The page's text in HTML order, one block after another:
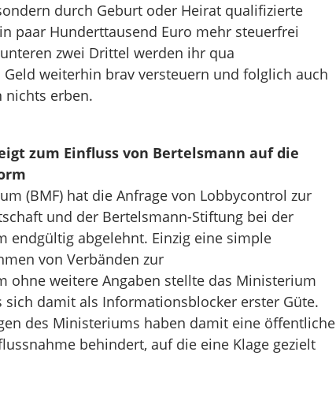
durch Geburt oder Heirat qualifizierte
paar Hunderttausend Euro mehr steuerfrei
zwei Drittel werden ihr qua
weiterhin brav versteuern und folglich auch
nichts erben.
zum Einfluss von Bertelsmann auf die
(BMF) hat die Anfrage von Lobbycontrol zur
und der Bertelsmann-Stiftung bei der
endgültig abgelehnt. Einzig eine simple
von Verbänden zur
ohne weitere Angaben stellte das Ministerium
sich damit als Informationsblocker erster Güte.
des Ministeriums haben damit eine öffentliche
behindert, auf die eine Klage gezielt